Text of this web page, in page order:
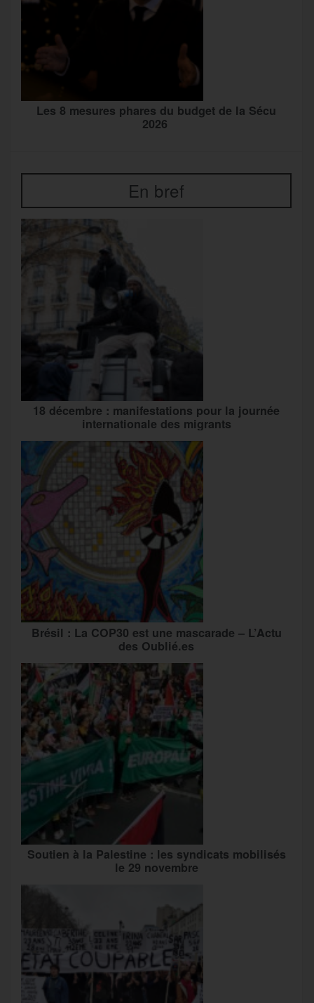
Les 8 mesures phares du budget de la Sécu
2026
En bref
18 décembre : manifestations pour la journée
internationale des migrants
Brésil : La COP30 est une mascarade – L’Actu
des Oublié.es
Soutien à la Palestine : les syndicats mobilisés
le 29 novembre